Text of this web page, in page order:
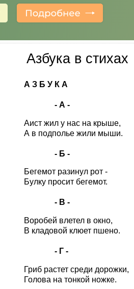
Азбука в стихах
А З Б У К А
- А -
Аист жил у нас на крыше,
А в подполье жили мыши.
- Б -
Бегемот разинул рот -
Булку просит бегемот.
- В -
Воробей влетел в окно,
В кладовой клюет пшено.
- Г -
Гриб растет среди дорожки,
Голова на тонкой ножке.